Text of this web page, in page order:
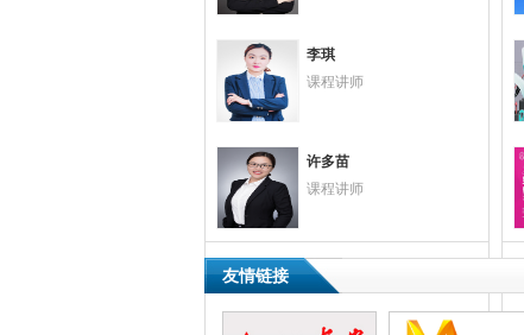
东莞市叁的打印技术科技有限公司
东莞市松芽五金制品有限公司 东莞市日臻尚勤电工材料有限公司
李琪
课程讲师
许多苗
课程讲师
友情链接